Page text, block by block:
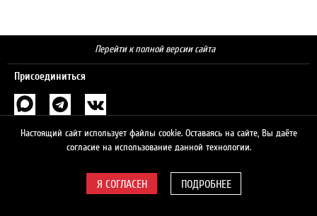
Перейти к полной версии сайта
Присоединиться
Поиск
Настоящий сайт использует файлы cookie. Оставаясь на сайте, Вы даёте
согласие на использование данной технологии.
ПОДРОБНЕЕ